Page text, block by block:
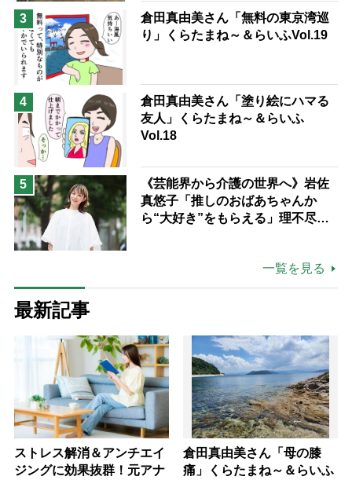
3
倉田真由美さん「無料の東京湾巡
り」くらたまね～＆らいふVol.19
4
倉田真由美さん「塗り絵にハマる
友人」くらたまね～＆らいふ
Vol.18
5
《芸能界から介護の世界へ》岩佐
真悠子「推しのおばあちゃんか
ら“大好き”をもらえる」理不尽さ
一覧を見る
最新記事
ストレス解消＆アンチエイ
ジングに効果抜群！元アナ
倉田真由美さん「母の膝
痛」くらたまね～＆らいふ